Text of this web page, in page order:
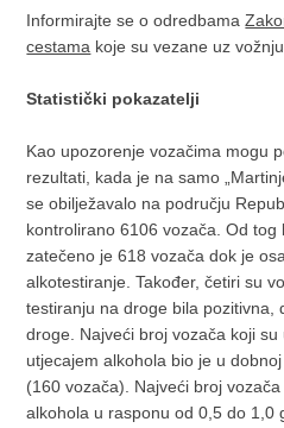
Informirajte se o odredbama
cestama koje su vezane uz
Statistički pokazatelji
Kao upozorenje vozačima mogu
rezultati, kada je na samo
se obilježavalo na području
kontrolirano 6106 vozača. Od
zatečeno je 618 vozača dok je
alkotestiranje. Također, četiri su
testiranju na droge bila pozitivna,
droge. Najveći broj vozača koji
utjecajem alkohola bio je u
(160 vozača). Najveći broj
alkohola u rasponu od 0,5 do 1,0